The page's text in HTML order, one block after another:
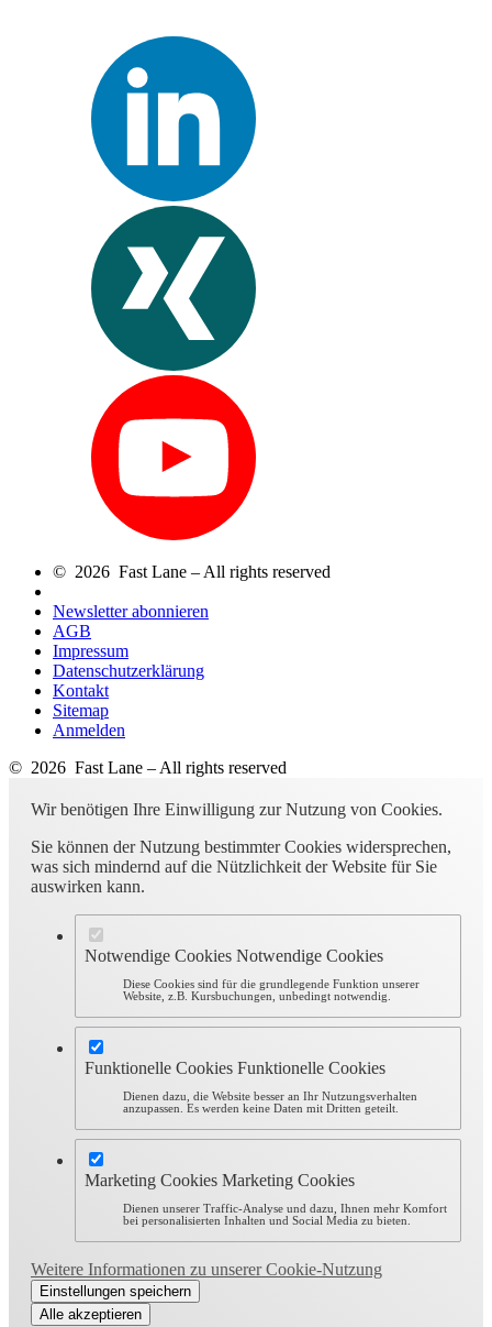
© 2026 Fast Lane – All rights reserved
Newsletter abonnieren
AGB
Impressum
Datenschutzerklärung
Kontakt
Sitemap
Anmelden
© 2026 Fast Lane – All rights reserved
Wir benötigen Ihre Einwilligung zur Nutzung von Cookies.
Sie können der Nutzung bestimmter Cookies widersprechen,
was sich mindernd auf die Nützlichkeit der Website für Sie
auswirken kann.
Notwendige Cookies Notwendige Cookies
Diese Cookies sind für die grundlegende Funktion unserer
Website, z.B. Kursbuchungen, unbedingt notwendig.
Funktionelle Cookies Funktionelle Cookies
Dienen dazu, die Website besser an Ihr Nutzungsverhalten
anzupassen. Es werden keine Daten mit Dritten geteilt.
Marketing Cookies Marketing Cookies
Dienen unserer Traffic-Analyse und dazu, Ihnen mehr Komfort
bei personalisierten Inhalten und Social Media zu bieten.
Weitere Informationen zu unserer Cookie-Nutzung